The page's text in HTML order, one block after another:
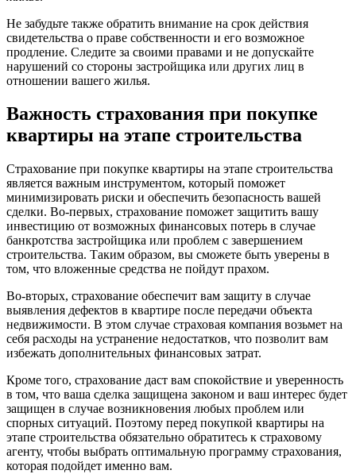
Не забудьте также обратить внимание на срок действия
свидетельства о праве собственности и его возможное
продление. Следите за своими правами и не допускайте
нарушений со стороны застройщика или других лиц в
отношении вашего жилья.
Важность страхования при покупке
квартиры на этапе строительства
Страхование при покупке квартиры на этапе строительства
является важным инструментом, который поможет
минимизировать риски и обеспечить безопасность вашей
сделки. Во-первых, страхование поможет защитить вашу
инвестицию от возможных финансовых потерь в случае
банкротства застройщика или проблем с завершением
строительства. Таким образом, вы сможете быть уверены в
том, что вложенные средства не пойдут прахом.
Во-вторых, страхование обеспечит вам защиту в случае
выявления дефектов в квартире после передачи объекта
недвижимости. В этом случае страховая компания возьмет на
себя расходы на устранение недостатков, что позволит вам
избежать дополнительных финансовых затрат.
Кроме того, страхование даст вам спокойствие и уверенность
в том, что ваша сделка защищена законом и ваш интерес будет
защищен в случае возникновения любых проблем или
спорных ситуаций. Поэтому перед покупкой квартиры на
этапе строительства обязательно обратитесь к страховому
агенту, чтобы выбрать оптимальную программу страхования,
которая подойдет именно вам.